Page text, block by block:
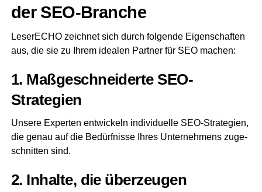
der SEO-Branche
Lese­r­ECHO zeich­net sich durch fol­gen­de Eigen­schaf­ten
aus, die sie zu Ihrem idea­len Part­ner für SEO machen:
1. Maß­ge­schnei­der­te SEO-
Strategien
Unse­re Exper­ten ent­wi­ckeln indi­vi­du­el­le SEO-Stra­te­gien,
die genau auf die Bedürf­nis­se Ihres Unter­neh­mens zuge­
schnit­ten sind.
2. Inhal­te, die überzeugen